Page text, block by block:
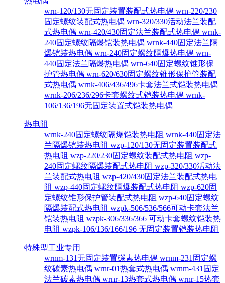
wrn-120/130无固定装置装配式热电偶 wrn-220/230
固定螺纹装配式热电偶 wrn-320/330活动法兰装配
式热电偶 wrn-420/430固定法兰装配式热电偶 wrnk-
240固定螺纹隔爆铠装热电偶 wrnk-440固定法兰隔
爆铠装热电偶 wrn-240固定螺纹隔爆热电偶 wrn-
440固定法兰隔爆热电偶 wrn-640固定螺纹锥形保
护管热电偶 wrn-620/630固定螺纹锥形保护管装配
式热电偶 wrnk-406/436/496卡套法兰式铠装热电偶
wrnk-206/236/296卡套螺纹式铠装热电偶 wrnk-
106/136/196无固定装置式铠装热电偶
热电阻
wrnk-240固定螺纹隔爆铠装热电阻 wrnk-440固定法
兰隔爆铠装热电阻 wzp-120/130无固定装置装配式
热电阻 wzp-220/230固定螺纹装配式热电阻 wzp-
240固定螺纹隔爆装配式热电阻 wzp-320/330活动法
兰装配式热电阻 wzp-420/430固定法兰装配式热电
阻 wzp-440固定螺纹隔爆装配式热电阻 wzp-620固
定螺纹锥形保护管装配式热电阻 wzp-640固定螺纹
隔爆装配式热电阻 wzpk-506/536/566可动卡套法兰
铠装热电阻 wzpk-306/336/366 可动卡套螺纹铠装热
电阻 wzpk-106/136/166/196 无固定装置铠装热电阻
特殊型工业专用
wrnm-131无固定装置碳素热电偶 wrnm-231固定螺
纹碳素热电偶 wrnr-01热套式热电偶 wrnm-431固定
法兰碳素热电偶 wrnr-13热套式热电偶 wrnr-15热套